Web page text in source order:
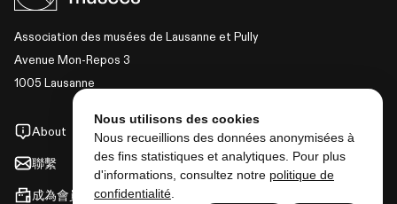
Association des musées de Lausanne et Pully
Avenue Mon-Repos 3
1005 Lausanne
About
聯繫
成為會員
Nous utilisons des cookies
Nous recueillions des données anonymisées à
des fins statistiques et analytiques. Pour plus
d'informations, consultez notre politique de
confidentialité